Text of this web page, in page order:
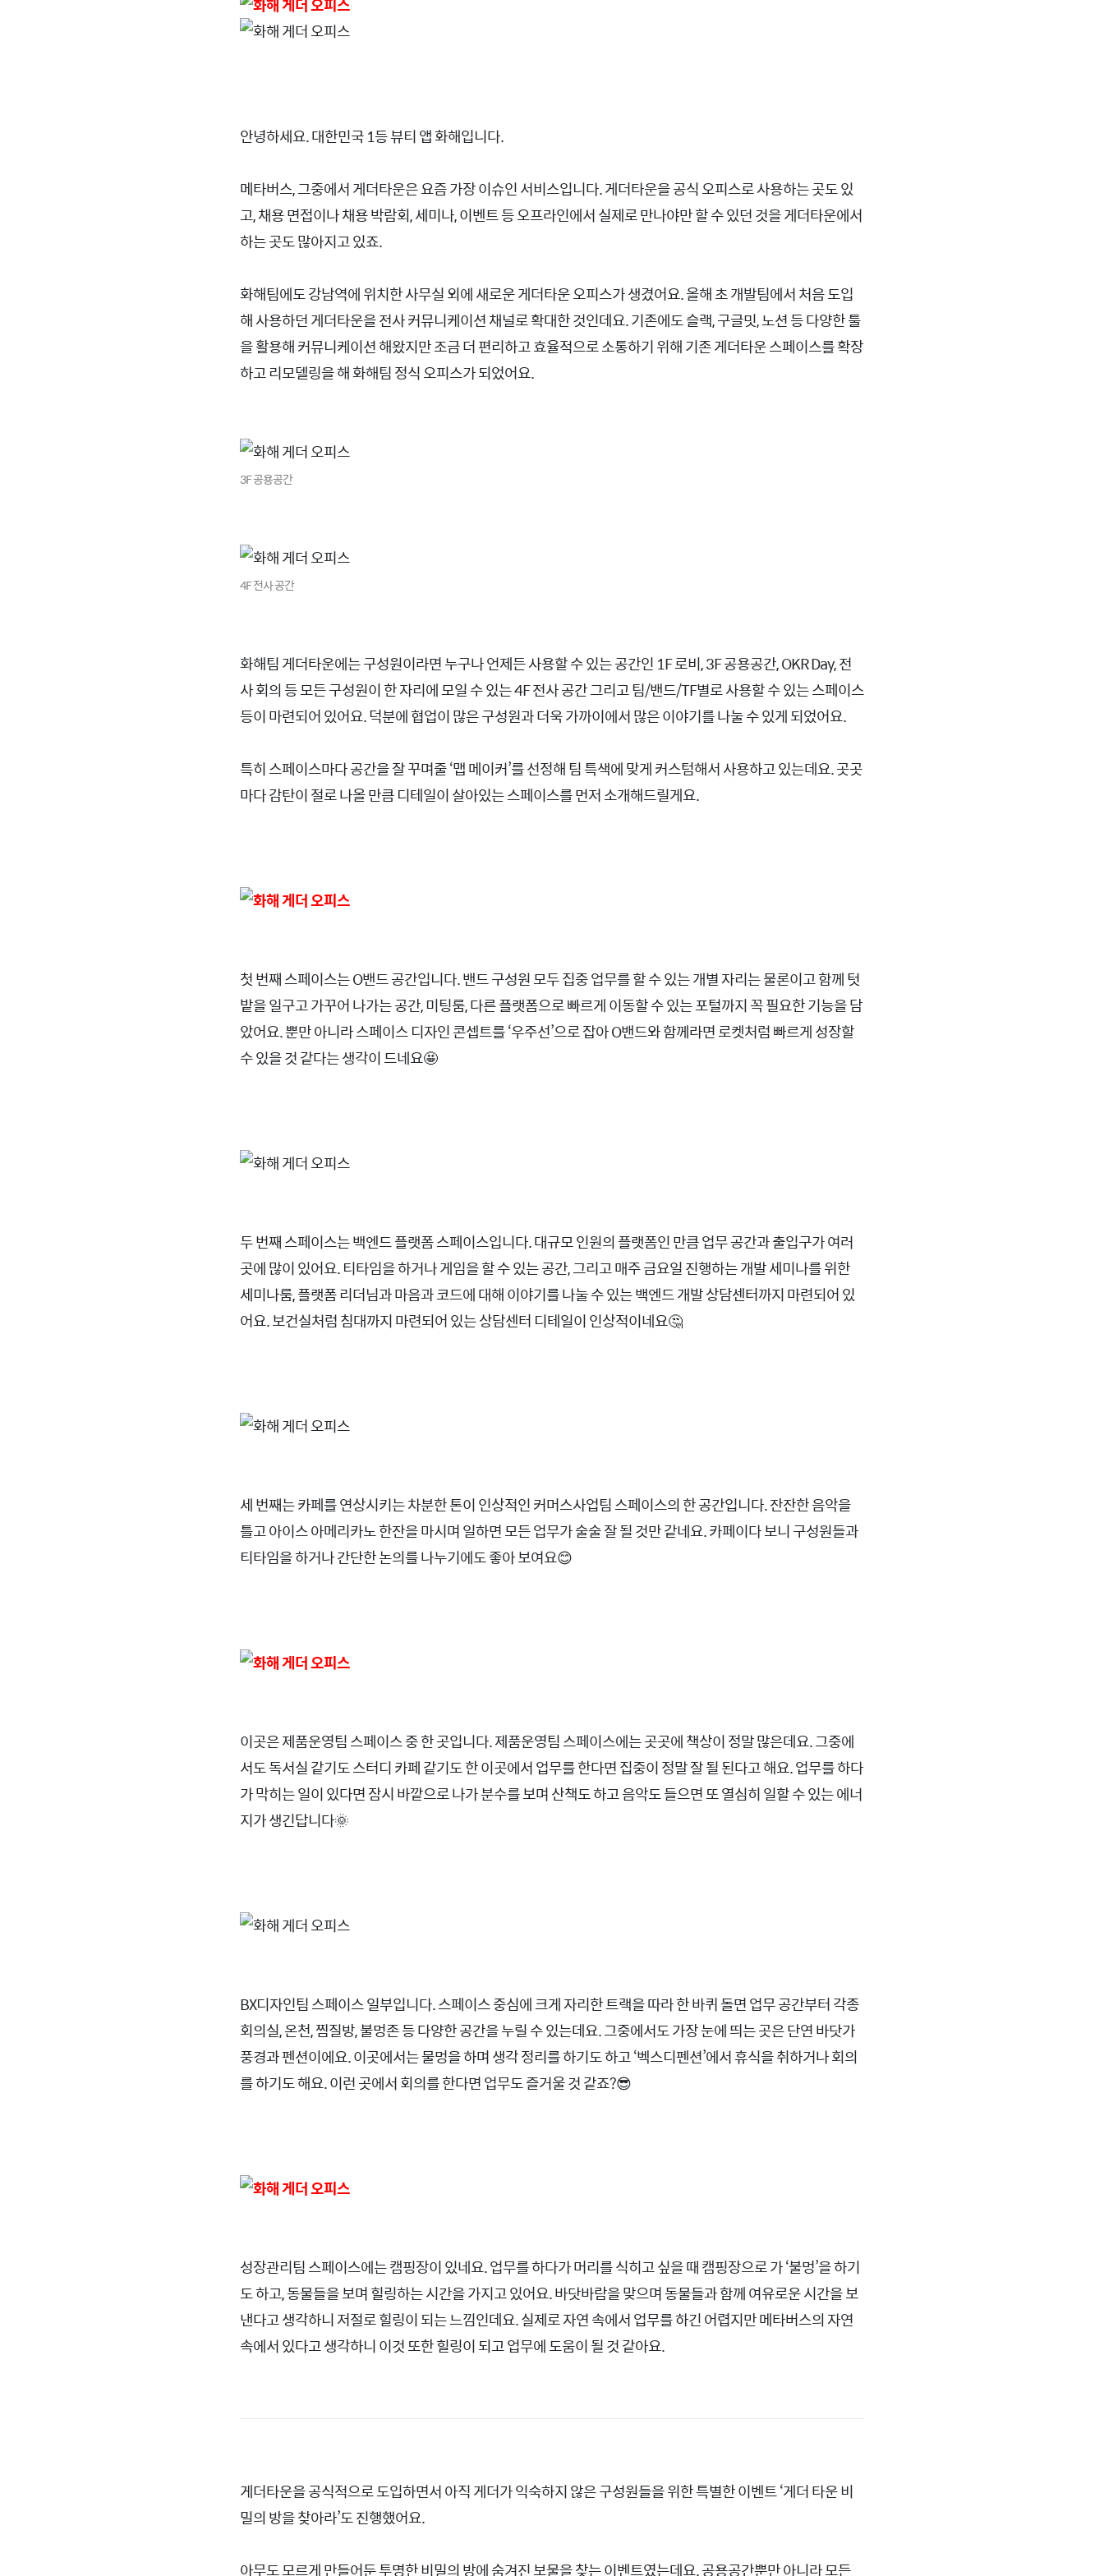
안녕하세요. 대한민국 1등 뷰티 앱 화해입니다.
메타버스, 그중에서 게더타운은 요즘 가장 이슈인 서비스입니다. 게더타운을 공식 오피스로 사용하는 곳도 있
고, 채용 면접이나 채용 박람회, 세미나, 이벤트 등 오프라인에서 실제로 만나야만 할 수 있던 것을 게더타운에서
하는 곳도 많아지고 있죠.
화해팀에도 강남역에 위치한 사무실 외에 새로운 게더타운 오피스가 생겼어요. 올해 초 개발팀에서 처음 도입
해 사용하던 게더타운을 전사 커뮤니케이션 채널로 확대한 것인데요. 기존에도 슬랙, 구글밋, 노션 등 다양한 툴
을 활용해 커뮤니케이션 해왔지만 조금 더 편리하고 효율적으로 소통하기 위해 기존 게더타운 스페이스를 확장
하고 리모델링을 해 화해팀 정식 오피스가 되었어요.
3F 공용공간
4F 전사 공간
화해팀 게더타운에는 구성원이라면 누구나 언제든 사용할 수 있는 공간인 1F 로비, 3F 공용공간, OKR Day, 전
사 회의 등 모든 구성원이 한 자리에 모일 수 있는 4F 전사 공간 그리고 팀/밴드/TF별로 사용할 수 있는 스페이스
등이 마련되어 있어요. 덕분에 협업이 많은 구성원과 더욱 가까이에서 많은 이야기를 나눌 수 있게 되었어요.
특히 스페이스마다 공간을 잘 꾸며줄 ‘맵 메이커’를 선정해 팀 특색에 맞게 커스텀해서 사용하고 있는데요. 곳곳
마다 감탄이 절로 나올 만큼 디테일이 살아있는 스페이스를 먼저 소개해드릴게요.
첫 번째 스페이스는 O밴드 공간입니다. 밴드 구성원 모두 집중 업무를 할 수 있는 개별 자리는 물론이고 함께 텃
밭을 일구고 가꾸어 나가는 공간, 미팅룸, 다른 플랫폼으로 빠르게 이동할 수 있는 포털까지 꼭 필요한 기능을 담
았어요.뿐만 아니라 스페이스 디자인 콘셉트를 ‘우주선’으로 잡아 O밴드와 함께라면 로켓처럼 빠르게 성장할
수 있을 것 같다는 생각이 드네요🤩
두 번째 스페이스는 백엔드 플랫폼 스페이스입니다. 대규모 인원의 플랫폼인 만큼 업무 공간과 출입구가 여러
곳에 많이 있어요. 티타임을 하거나 게임을 할 수 있는 공간, 그리고 매주 금요일 진행하는 개발 세미나를 위한
세미나룸, 플랫폼 리더님과 마음과 코드에 대해 이야기를 나눌 수 있는 백엔드 개발 상담센터까지 마련되어 있
어요. 보건실처럼 침대까지 마련되어 있는 상담센터 디테일이 인상적이네요🤔
세 번째는 카페를 연상시키는 차분한 톤이 인상적인 커머스사업팀 스페이스의 한 공간입니다. 잔잔한 음악을
틀고 아이스 아메리카노 한잔을 마시며 일하면 모든 업무가 술술 잘 될 것만 같네요. 카페이다 보니 구성원들과
티타임을 하거나 간단한 논의를 나누기에도 좋아 보여요😊
이곳은 제품운영팀 스페이스 중 한 곳입니다. 제품운영팀 스페이스에는 곳곳에 책상이 정말 많은데요. 그중에
서도 독서실 같기도 스터디 카페 같기도 한 이곳에서 업무를 한다면 집중이 정말 잘 될 된다고 해요. 업무를 하다
가 막히는 일이 있다면 잠시 바깥으로 나가 분수를 보며 산책도 하고 음악도 들으면 또 열심히 일할 수 있는 에너
지가 생긴답니다🌞
BX디자인팀 스페이스 일부입니다. 스페이스 중심에 크게 자리한 트랙을 따라 한 바퀴 돌면 업무 공간부터 각종
회의실, 온천, 찜질방, 불멍존 등 다양한 공간을 누릴 수 있는데요. 그중에서도 가장 눈에 띄는 곳은 단연 바닷가
풍경과 펜션이에요. 이곳에서는 물멍을 하며 생각 정리를 하기도 하고 ‘벡스디펜션’에서 휴식을 취하거나 회의
를 하기도 해요. 이런 곳에서 회의를 한다면 업무도 즐거울 것 같죠?😎
성장관리팀 스페이스에는 캠핑장이 있네요. 업무를 하다가 머리를 식히고 싶을 때 캠핑장으로 가 ‘불멍’을 하기
도 하고, 동물들을 보며 힐링하는 시간을 가지고 있어요. 바닷바람을 맞으며 동물들과 함께 여유로운 시간을 보
낸다고 생각하니 저절로 힐링이 되는 느낌인데요. 실제로 자연 속에서 업무를 하긴 어렵지만 메타버스의 자연
속에서 있다고 생각하니 이것 또한 힐링이 되고 업무에 도움이 될 것 같아요.
게더타운을 공식적으로 도입하면서 아직 게더가 익숙하지 않은 구성원들을 위한 특별한 이벤트 ‘게더 타운 비
밀의 방을 찾아라’도 진행했어요.
아무도 모르게 만들어둔 투명한 비밀의 방에 숨겨진 보물을 찾는 이벤트였는데요. 공용공간뿐만 아니라 모든